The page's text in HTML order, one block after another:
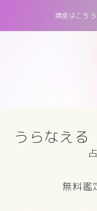
講座はこち
初めてのかたへ
うらなえる
無料鑑